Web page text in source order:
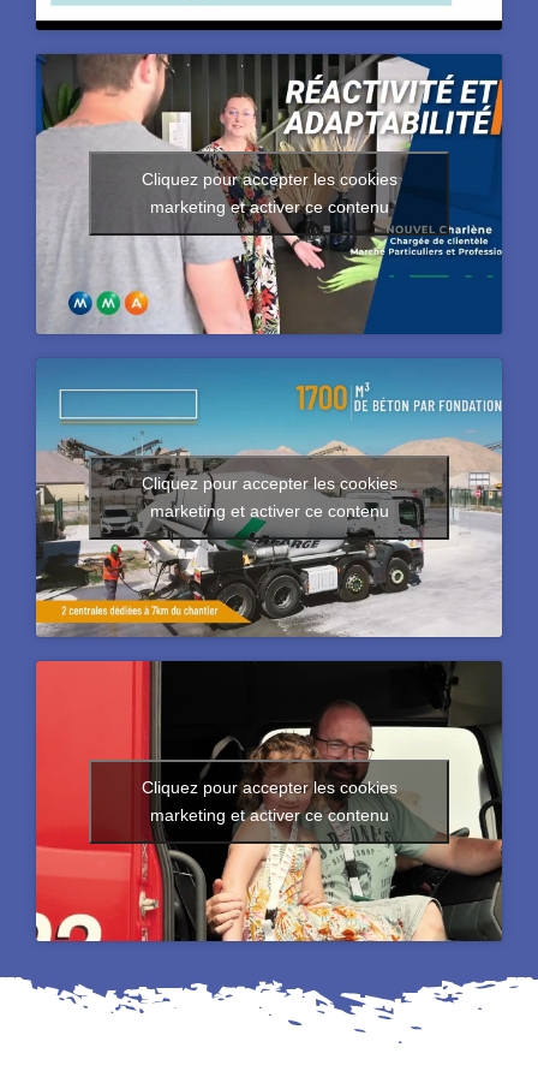
Cliquez pour accepter les cookies
marketing et activer ce contenu
Cliquez pour accepter les cookies
marketing et activer ce contenu
Cliquez pour accepter les cookies
marketing et activer ce contenu